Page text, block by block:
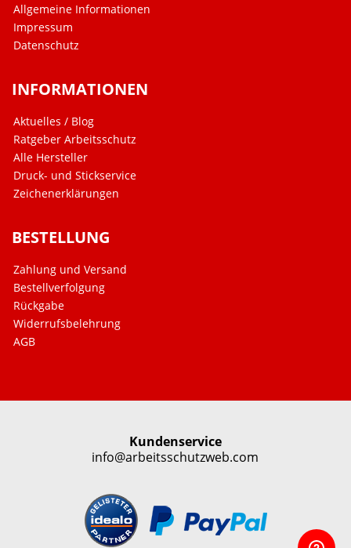
Allgemeine Informationen
Impressum
Datenschutz
INFORMATIONEN
Aktuelles / Blog
Ratgeber Arbeitsschutz
Alle Hersteller
Druck- und Stickservice
Zeichenerklärungen
BESTELLUNG
Zahlung und Versand
Bestellverfolgung
Rückgabe
Widerrufsbelehrung
AGB
Kundenservice
info@arbeitsschutzweb.com